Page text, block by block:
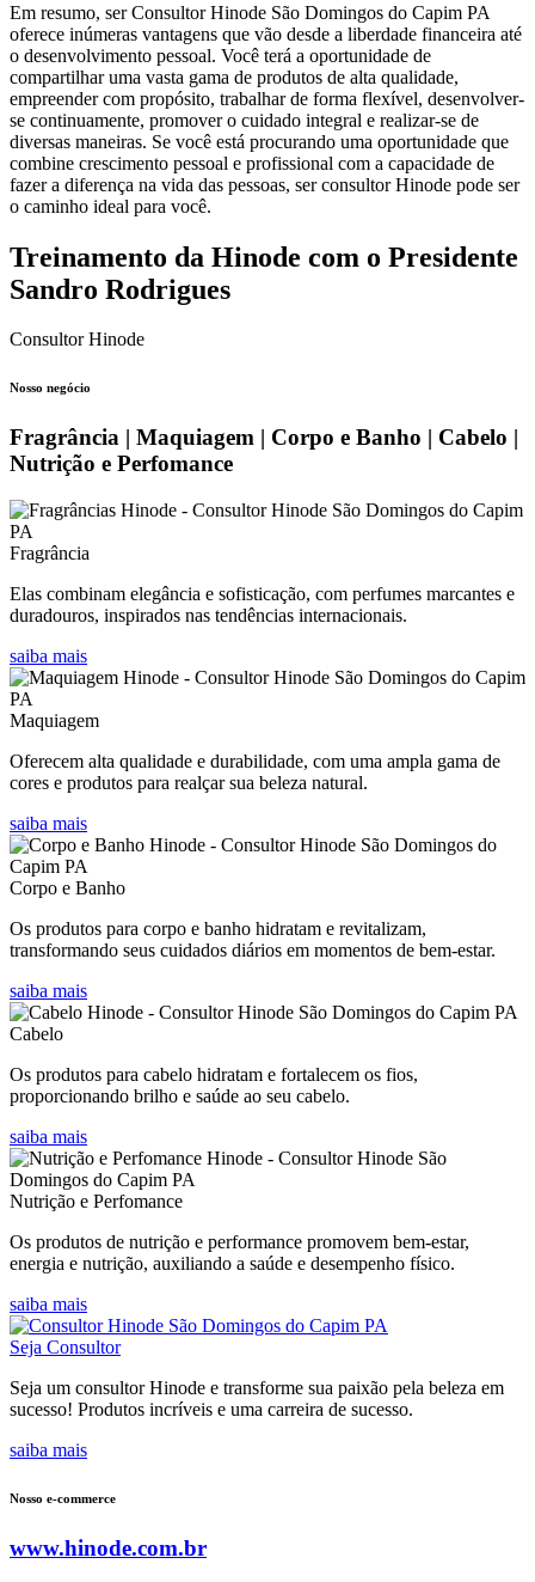
Em resumo, ser Consultor Hinode São Domingos do Capim PA
oferece inúmeras vantagens que vão desde a liberdade financeira até
o desenvolvimento pessoal. Você terá a oportunidade de
compartilhar uma vasta gama de produtos de alta qualidade,
empreender com propósito, trabalhar de forma flexível, desenvolver-
se continuamente, promover o cuidado integral e realizar-se de
diversas maneiras. Se você está procurando uma oportunidade que
combine crescimento pessoal e profissional com a capacidade de
fazer a diferença na vida das pessoas, ser consultor Hinode pode ser
o caminho ideal para você.
Treinamento da Hinode com o Presidente
Sandro Rodrigues
Consultor Hinode
Nosso negócio
Fragrância | Maquiagem | Corpo e Banho | Cabelo |
Nutrição e Perfomance
Fragrância
Elas combinam elegância e sofisticação, com perfumes marcantes e
duradouros, inspirados nas tendências internacionais.
saiba mais
Maquiagem
Oferecem alta qualidade e durabilidade, com uma ampla gama de
cores e produtos para realçar sua beleza natural.
saiba mais
Corpo e Banho
Os produtos para corpo e banho hidratam e revitalizam,
transformando seus cuidados diários em momentos de bem-estar.
saiba mais
Cabelo
Os produtos para cabelo hidratam e fortalecem os fios,
proporcionando brilho e saúde ao seu cabelo.
saiba mais
Nutrição e Perfomance
Os produtos de nutrição e performance promovem bem-estar,
energia e nutrição, auxiliando a saúde e desempenho físico.
saiba mais
Seja Consultor
Seja um consultor Hinode e transforme sua paixão pela beleza em
sucesso! Produtos incríveis e uma carreira de sucesso.
saiba mais
Nosso e-commerce
www.hinode.com.br